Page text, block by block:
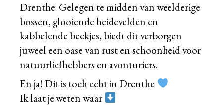
Drenthe. Gelegen te midden van weelderige
bossen, glooiende heidevelden en
kabbelende beekjes, biedt dit verborgen
juweel een oase van rust en schoonheid voor
natuurliefhebbers en avonturiers.
En ja! Dit is toch echt in Drenthe
Ik laat je weten waar